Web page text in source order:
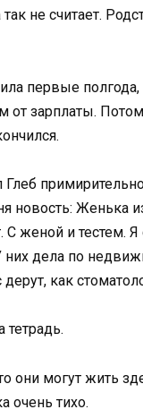
не считает.
первые полгода,
от зарплаты. Потом
новость: Женька
С женой и тестем. Я
них дела по
как
тетрадь.
они могут жить
очень тихо.